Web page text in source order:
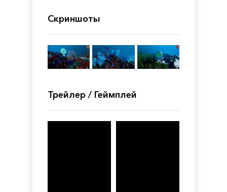
Скриншоты
Трейлер / Геймплей